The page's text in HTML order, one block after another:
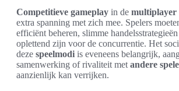
Competitieve gameplay in de multiplayer
extra spanning met zich mee. Spelers
efficiënt beheren, slimme handelsstrategieën
oplettend zijn voor de concurrentie. Het
deze speelmodi is eveneens belangrijk,
samenwerking of rivaliteit met andere
aanzienlijk kan verrijken.